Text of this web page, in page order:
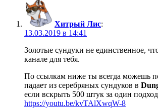
Хитрый Лис:
13.03.2019 в 14:41
Золотые сундуки не единственное,
канале для тебя.
По ссылкам ниже ты всегда можешь
падает из серебряных сундуков в
если вскрыть 500 штук за один
https://youtu.be/kvTAlXwqW-8